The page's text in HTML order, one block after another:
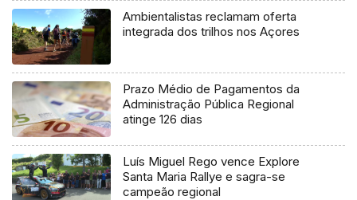
Ambientalistas reclamam oferta
integrada dos trilhos nos Açores
Prazo Médio de Pagamentos da
Administração Pública Regional
atinge 126 dias
Luís Miguel Rego vence Explore
Santa Maria Rallye e sagra-se
campeão regional